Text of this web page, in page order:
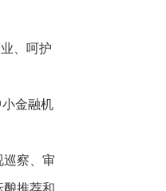
、呵护
金融机
巡察、审
酿推荐和